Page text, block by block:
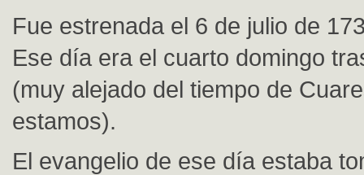
Fue estrenada el 6 de julio de
Ese día era el cuarto domingo
(muy alejado del tiempo de
estamos).
El evangelio de ese día estaba